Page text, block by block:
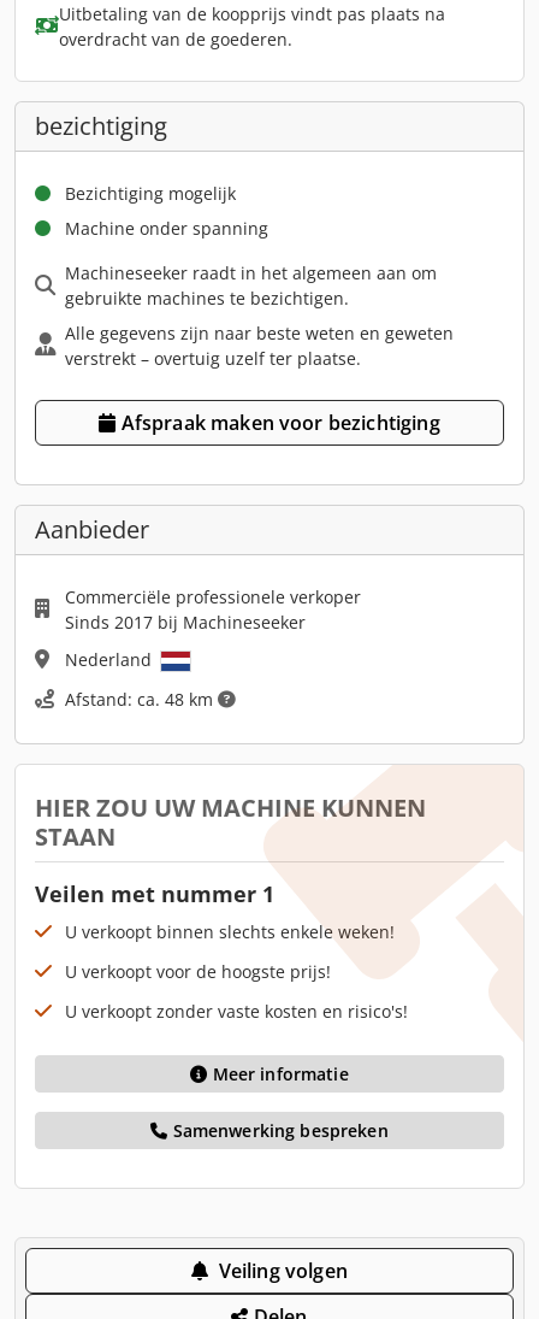
Uitbetaling van de koopprijs vindt pas plaats na
overdracht van de goederen.
bezichtiging
Bezichtiging mogelijk
Machine onder spanning
Machineseeker raadt in het algemeen aan om
gebruikte machines te bezichtigen.
Alle gegevens zijn naar beste weten en geweten
verstrekt – overtuig uzelf ter plaatse.
Afspraak maken voor bezichtiging
Aanbieder
Commerciële professionele verkoper
Sinds 2017 bij Machineseeker
Nederland
Afstand: ca. 48 km
HIER ZOU UW MACHINE KUNNEN
STAAN
Veilen met nummer 1
U verkoopt binnen slechts enkele weken!
U verkoopt voor de hoogste prijs!
U verkoopt zonder vaste kosten en risico's!
Meer informatie
Samenwerking bespreken
Veiling volgen